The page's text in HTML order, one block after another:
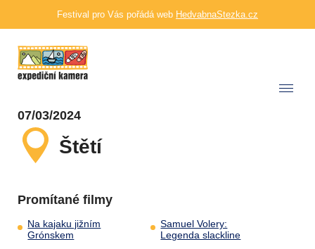
Festival pro Vás pořádá web HedvabnaStezka.cz
07/03/2024
Štětí
Promítané filmy
Na kajaku jižním
Grónskem
Samuel Volery:
Legenda slackline